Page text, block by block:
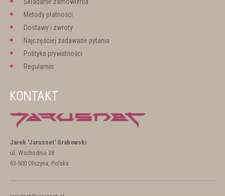
Metody płatności
Dostawy i zwroty
Najczęściej zadawane pytania
Polityka prywatności
Regulamin
KONTAKT
Jarek 'Jarusnet' Grabowski
ul. Wschodnia 38
63-500 Olszyna, Polska